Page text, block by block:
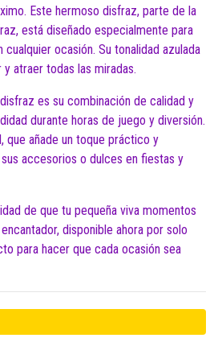
Este hermoso disfraz, parte de la
está diseñado especialmente para
cualquier ocasión. Su tonalidad azulada
atraer todas las miradas.
es su combinación de calidad y
durante horas de juego y diversión.
que añade un toque práctico y
accesorios o dulces en fiestas y
de que tu pequeña viva momentos
disponible ahora por solo
para hacer que cada ocasión sea